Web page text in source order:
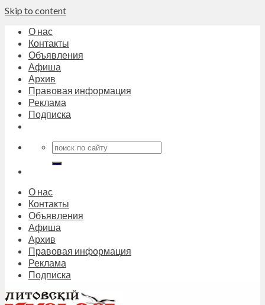
Skip to content
О нас
Контакты
Объявления
Афиша
Архив
Правовая информация
Реклама
Подписка
О нас
Контакты
Объявления
Афиша
Архив
Правовая информация
Реклама
Подписка